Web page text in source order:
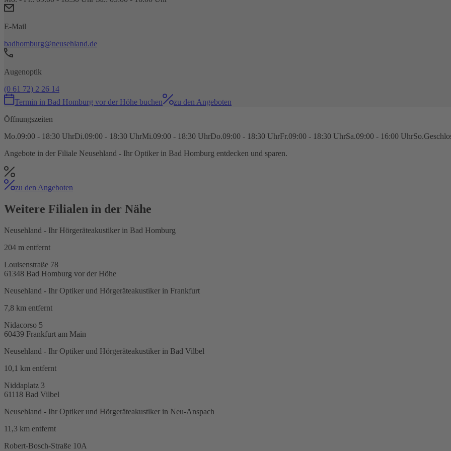
E-Mail
badhomburg@neusehland.de
Augenoptik
(0 61 72) 2 26 14
Termin in Bad Homburg vor der Höhe buchen
zu den Angeboten
Öffnungszeiten
Mo.09:00 - 18:30 UhrDi.09:00 - 18:30 UhrMi.09:00 - 18:30 UhrDo.09:00 - 18:30 UhrFr.09:00 - 18:30 UhrSa.09:00 - 16:00 UhrSo.
Angebote in der Filiale Neusehland - Ihr Optiker in Bad Homburg entdecken und sparen.
zu den Angeboten
Weitere Filialen in der Nähe
Neusehland - Ihr Hörgeräteakustiker in Bad Homburg
204 m entfernt
Louisenstraße 78
61348 Bad Homburg vor der Höhe
Neusehland - Ihr Optiker und Hörgeräteakustiker in Frankfurt
7,8 km entfernt
Nidacorso 5
60439 Frankfurt am Main
Neusehland - Ihr Optiker und Hörgeräteakustiker in Bad Vilbel
10,1 km entfernt
Niddaplatz 3
61118 Bad Vilbel
Neusehland - Ihr Optiker und Hörgeräteakustiker in Neu-Anspach
11,3 km entfernt
Robert-Bosch-Straße 10A